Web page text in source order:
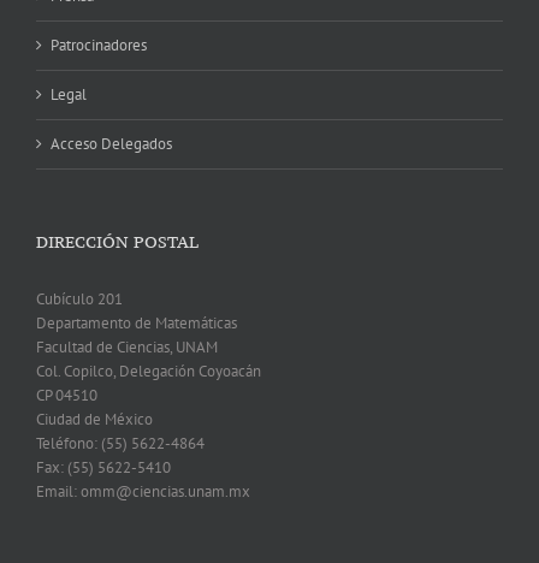
Patrocinadores
Legal
Acceso Delegados
DIRECCIÓN POSTAL
Cubículo 201
Departamento de Matemáticas
Facultad de Ciencias, UNAM
Col. Copilco, Delegación Coyoacán
CP 04510
Ciudad de México
Teléfono: (55) 5622-4864
Fax: (55) 5622-5410
Email: omm@ciencias.unam.mx